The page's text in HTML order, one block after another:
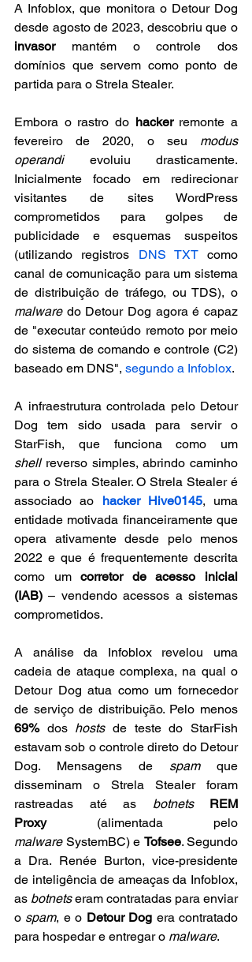
A Infoblox, que monitora o Detour Dog
invasor mantém o controle dos
domínios que servem como ponto de
partida para o Strela Stealer.
Embora o rastro do hacker remonte a
fevereiro de 2020, o seu modus
operandi evoluiu drasticamente.
Inicialmente focado em redirecionar
visitantes de sites WordPress
comprometidos para golpes de
publicidade e esquemas suspeitos
(utilizando registros DNS TXT como
canal de comunicação para um sistema
malware do Detour Dog agora é capaz
de "executar conteúdo remoto por meio
do sistema de comando e controle (C2)
baseado em DNS", segundo a Infoblox.
A infraestrutura controlada pelo Detour
Dog tem sido usada para servir o
shell reverso simples, abrindo caminho
para o Strela Stealer. O Strela Stealer é
associado ao hacker Hive0145, uma
entidade motivada financeiramente que
opera ativamente desde pelo menos
2022 e que é frequentemente descrita
como um corretor de acesso inicial
(IAB) – vendendo acessos a sistemas
comprometidos.
A análise da Infoblox revelou uma
cadeia de ataque complexa, na qual o
Detour Dog atua como um fornecedor
69% dos hosts de teste do StarFish
estavam sob o controle direto do Detour
Dog. Mensagens de spam que
disseminam o Strela Stealer foram
rastreadas até as botnets
REM
Proxy
malware SystemBC) e Tofsee. Segundo
a Dra. Renée Burton, vice-presidente
de inteligência de ameaças da Infoblox,
as botnets eram contratadas para enviar
o spam, e o Detour Dog era contratado
para hospedar e entregar o malware.